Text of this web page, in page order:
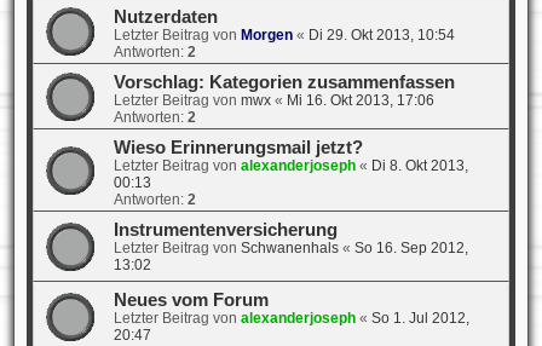
Nutzerdaten
Letzter Beitrag von Morgen« Di 29. Okt 2013, 10:54
Antworten: 2
Vorschlag: Kategorien zusammenfassen
Letzter Beitrag von mwx« Mi 16. Okt 2013, 17:06
Antworten: 2
Wieso Erinnerungsmail jetzt?
Letzter Beitrag von alexanderjoseph« Di 8. Okt 2013,
00:13
Antworten: 2
Instrumentenversicherung
Letzter Beitrag von Schwanenhals« So 16. Sep 2012,
13:02
Neues vom Forum
Letzter Beitrag von alexanderjoseph« So 1. Jul 2012,
20:47